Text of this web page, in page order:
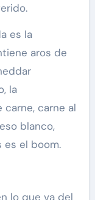
es la
aros de
la
carne al
blanco,
es el boom.
lo que va del